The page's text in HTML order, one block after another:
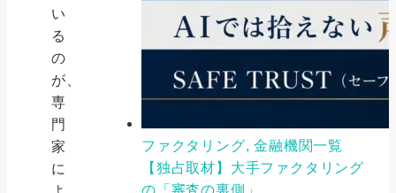
い
る
の
が、
専
門
家
に
ファクタリング, 金融機関一覧
【独占取材】大手ファクタリング
の「審査の裏側」...